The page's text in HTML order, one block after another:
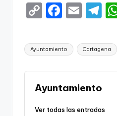
C
p
y
Li
n
k
F
c
e
b
o
o
E
ai
l
T
e
gr
a
Etiquetas:
Ayuntamiento Cartagena
Ayuntamiento
Ver todas las entradas